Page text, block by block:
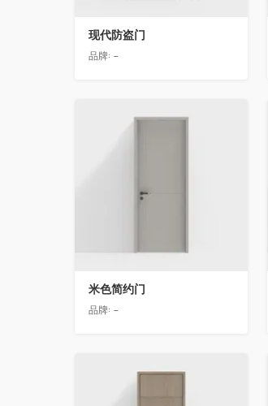
现代防盗门
品牌: -
米色简约门
品牌: -